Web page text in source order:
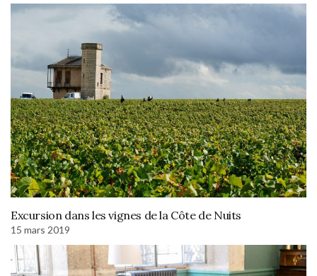
Excursion dans les vignes de la Côte de Nuits
15 mars 2019